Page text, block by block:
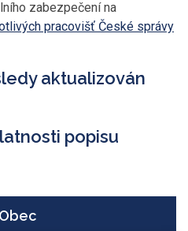
zabezpečení na
pracovišť České správy
aktualizován
popisu